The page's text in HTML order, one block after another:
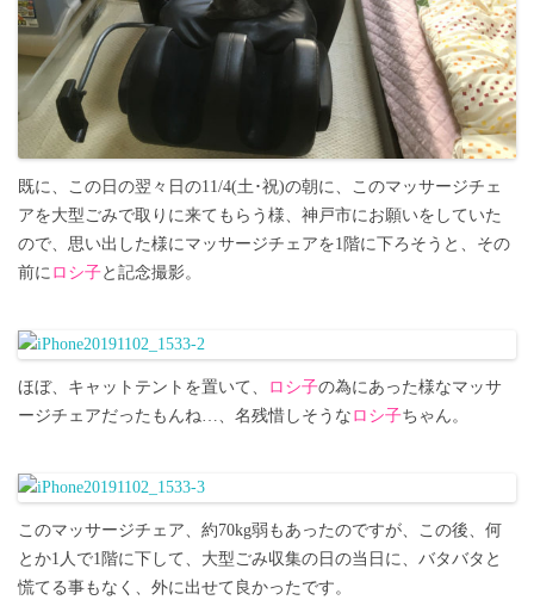
既に、この日の翌々日の11/4(土･祝)の朝に、このマッサージチェ
アを大型ごみで取りに来てもらう様、神戸市にお願いをしていた
ので、思い出した様にマッサージチェアを1階に下ろそうと、その
前に ロシ子と記念撮影。
ほぼ、キャットテントを置いて、 ロシ子の為にあった様なマッサ
ージチェアだったもんね…、名残惜しそうな ロシ子ちゃん。
このマッサージチェア、約70kg弱もあったのですが、この後、何
とか1人で1階に下して、大型ごみ収集の日の当日に、バタバタと
慌てる事もなく、外に出せて良かったです。